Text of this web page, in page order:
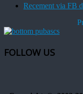
Recement via FB
FOLLOW US